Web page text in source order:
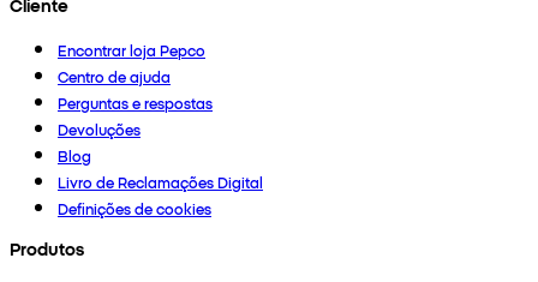
Cliente
Encontrar loja Pepco
Centro de ajuda
Perguntas e respostas
Devoluções
Blog
Livro de Reclamações Digital
Definições de cookies
Produtos